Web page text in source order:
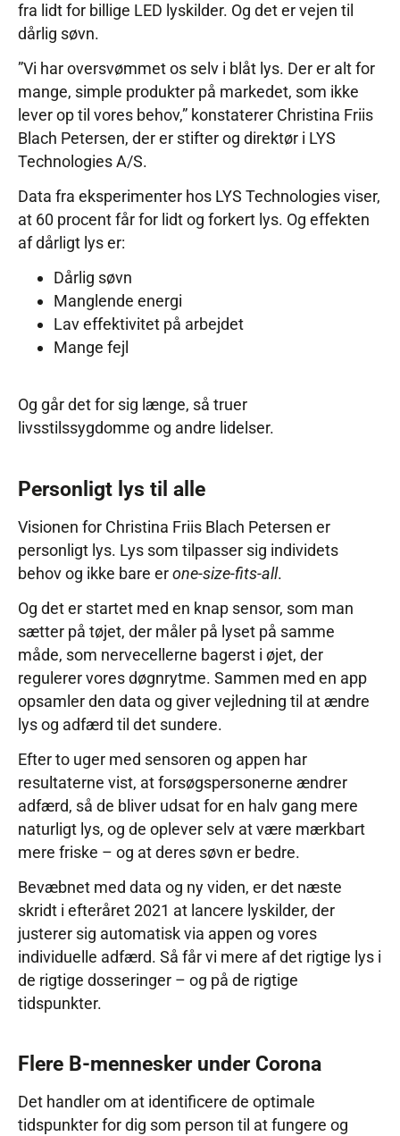
fra lidt for billige LED lyskilder. Og det er vejen til
dårlig søvn.
”Vi har oversvømmet os selv i blåt lys. Der er alt for
mange, simple produkter på markedet, som ikke
lever op til vores behov,” konstaterer Christina Friis
Blach Petersen, der er stifter og direktør i LYS
Technologies A/S.
Data fra eksperimenter hos LYS Technologies viser,
at 60 procent får for lidt og forkert lys. Og effekten
af dårligt lys er:
Dårlig søvn
Manglende energi
Lav effektivitet på arbejdet
Mange fejl
Og går det for sig længe, så truer
livsstilssygdomme og andre lidelser.
Personligt lys til alle
Visionen for Christina Friis Blach Petersen er
personligt lys. Lys som tilpasser sig individets
behov og ikke bare erone-size-fits-all.
Og det er startet med en knap sensor, som man
sætter på tøjet, der måler på lyset på samme
måde, som nervecellerne bagerst i øjet, der
regulerer vores døgnrytme. Sammen med en app
opsamler den data og giver vejledning til at ændre
lys og adfærd til det sundere.
Efter to uger med sensoren og appen har
resultaterne vist, at forsøgspersonerne ændrer
adfærd, så de bliver udsat for en halv gang mere
naturligt lys, og de oplever selv at være mærkbart
mere friske – og at deres søvn er bedre.
Bevæbnet med data og ny viden, er det næste
skridt i efteråret 2021 at lancere lyskilder, der
justerer sig automatisk via appen og vores
individuelle adfærd. Så får vi mere af det rigtige lys i
de rigtige dosseringer – og på de rigtige
tidspunkter.
Flere B-mennesker under Corona
Det handler om at identificere de optimale
tidspunkter for dig som person til at fungere og